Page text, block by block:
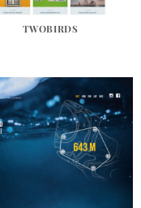
TWOBIRDS